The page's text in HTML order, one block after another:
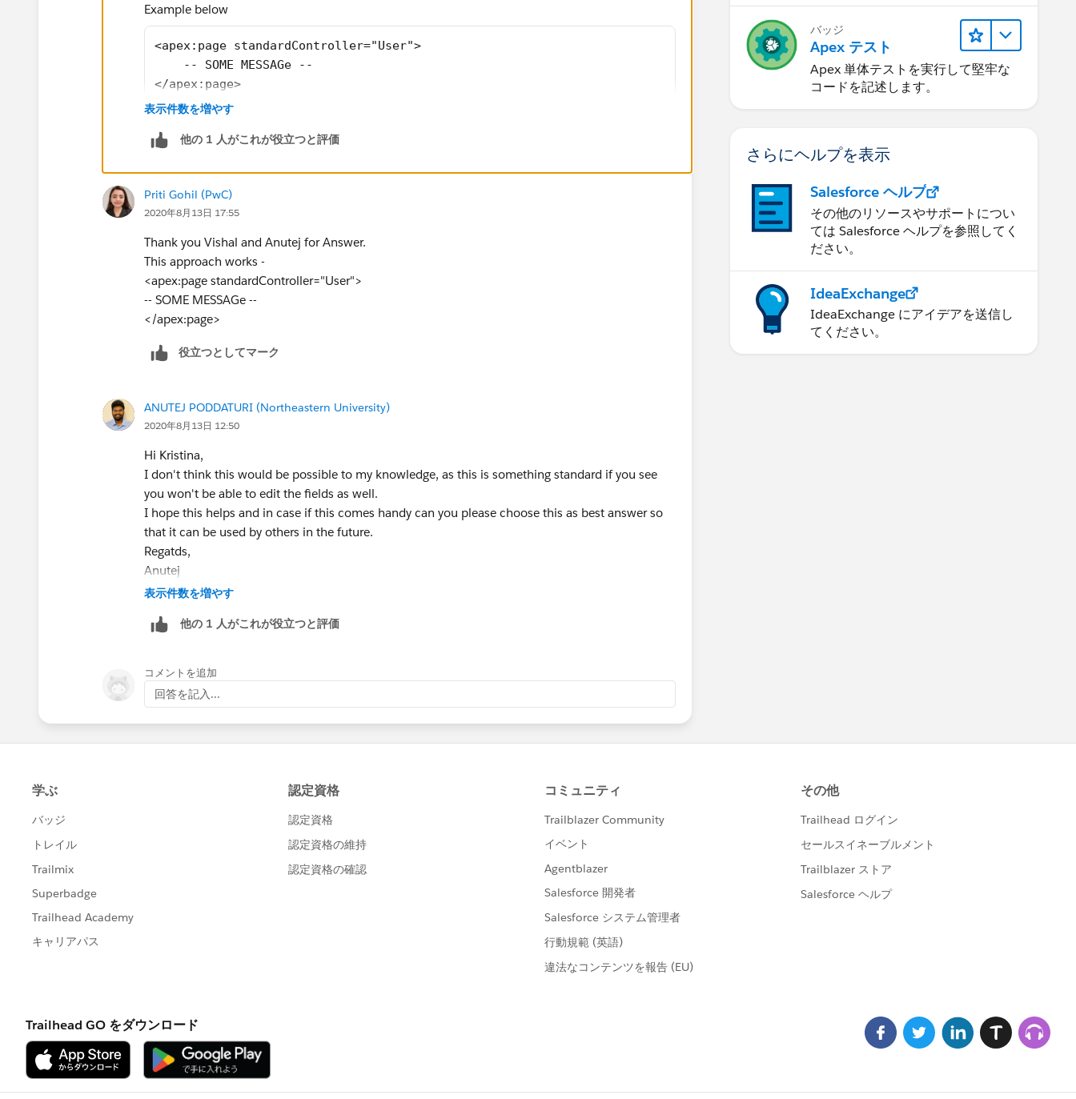
Example below
<apex:page standardController="User">
    -- SOME MESSAGe --
</apex:page>
Once you have this, the page should be available for you in the layout.
Vishal
表示件数を増やす
他の 1 人がこれが役立つと評価
Priti Gohil (PwC)
2020年8月13日 17:55
Thank you Vishal and Anutej for Answer.
This approach works -
<apex:page standardController="User">
-- SOME MESSAGe --
</apex:page>
役立つとしてマーク
ANUTEJ PODDATURI (Northeastern University)
2020年8月13日 12:50
Hi Kristina,
I don't think this would be possible to my knowledge, as this is something standard if you see
you won't be able to edit the fields as well.
I hope this helps and in case if this comes handy can you please choose this as best answer so
that it can be used by others in the future.
Regatds,
Anutej
表示件数を増やす
他の 1 人がこれが役立つと評価
コメントを追加
回答を記入...
バッジ
Apex テスト
Apex 単体テストを実行して堅牢な
コードを記述します。
さらにヘルプを表示
Salesforce ヘルプ
その他のリソースやサポートについ
ては Salesforce ヘルプを参照してく
ださい。
IdeaExchange
IdeaExchange にアイデアを送信し
てください。